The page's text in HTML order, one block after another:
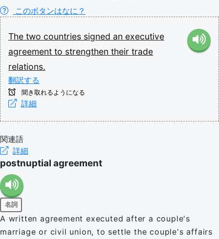
このボタンはなに？
The two countries signed an executive
agreement to strengthen their trade
relations.
翻訳する
聞き取れるようになる
詳細
関連語
詳細
postnuptial agreement
名詞
A written agreement executed after a couple's
marriage or civil union, to settle the couple's affairs